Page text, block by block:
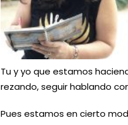
Tu y yo que estamos
rezando, seguir hablando
Pues estamos en cierto